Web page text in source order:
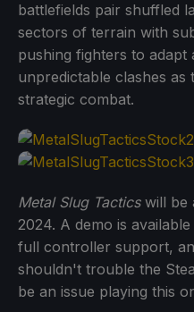
battlefields pair shuffled
sectors of terrain with
pushing fighters to adapt
unpredictable clashes as
strategic combat.
Metal Slug Tacticswill be
2024. A demo is
full controller support,
shouldn't trouble the
be an issue playing this